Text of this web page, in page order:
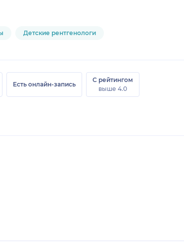
Детские рентгенологи
Есть онлайн-запись
С рейтингом
выше 4.0